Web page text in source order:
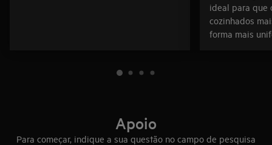
ideal para que
cozinhados
forma mais
Apoio
Para começar, indique a sua questão no campo de pesquisa